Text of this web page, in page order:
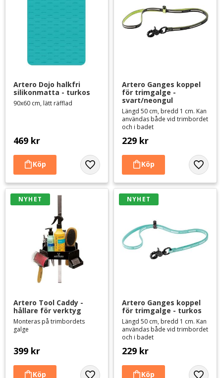
Trimgalgar
Trimkoppel & selar
Frisörstolar
Artero Dojo halkfri
silikonmatta - turkos
90x60 cm, lätt räfflad
469 kr
Lägg till i favoriter
Artero Ganges koppel
för trimgalge -
svart/neongul
Längd 50 cm, bredd 1 cm. Kan
användas både vid trimbordet
och i badet
229 kr
Lägg
Artero Tool Caddy -
hållare för verktyg
Monteras på trimbordets
galge
399 kr
NYHET
Artero Ganges koppel
för trimgalge - turkos
Längd 50 cm, bredd 1 cm. Kan
användas både vid trimbordet
och i badet
229 kr
NYHET